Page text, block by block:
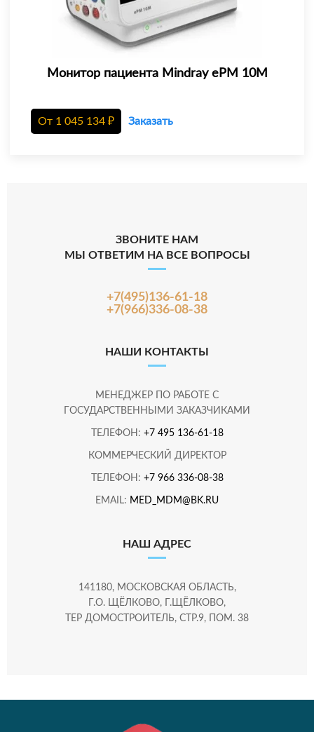
Монитор пациента Mindray еРМ 10М
От 1 045 134 ₽ Заказать
ЗВОНИТЕ НАМ
МЫ ОТВЕТИМ НА ВСЕ ВОПРОСЫ
+7(495)136-61-18
+7(966)336-08-38
НАШИ КОНТАКТЫ
МЕНЕДЖЕР ПО РАБОТЕ С
ГОСУДАРСТВЕННЫМИ ЗАКАЗЧИКАМИ
ТЕЛЕФОН: +7 495 136-61-18
КОММЕРЧЕСКИЙ ДИРЕКТОР
ТЕЛЕФОН: +7 966 336-08-38
EMAIL: MED_MDM@BK.RU
НАШ АДРЕС
141180, МОСКОВСКАЯ ОБЛАСТЬ,
Г.О. ЩЁЛКОВО, Г.ЩЁЛКОВО,
ТЕР ДОМОСТРОИТЕЛЬ, СТР.9, ПОМ. 38